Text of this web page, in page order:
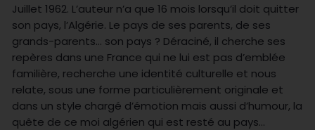
Juillet 1962. L’auteur n’a que 16 mois lorsqu’il doit quitter
son pays, l’Algérie. Le pays de ses parents, de ses
grands-parents… son pays ? Déraciné, il cherche ses
repères dans une France qui ne lui est pas d’emblée
familière, recherche une identité culturelle et nous
relate, sous une forme particulièrement originale et
dans un style chargé d’émotion mais aussi d’humour, la
quête de ce moi algérien qui est resté au pays…